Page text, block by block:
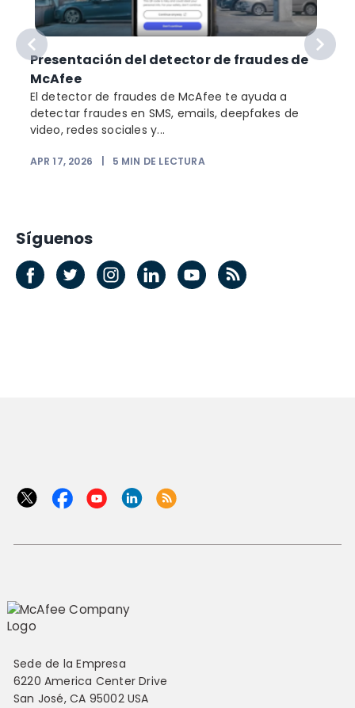
Presentación del detector de fraudes de
McAfee
El detector de fraudes de McAfee te ayuda a
detectar fraudes en SMS, emails, deepfakes de
video, redes sociales y...
APR 17, 2026 5 MIN DE LECTURA
Síguenos
Sede de la Empresa
6220 America Center Drive
San José, CA 95002 USA